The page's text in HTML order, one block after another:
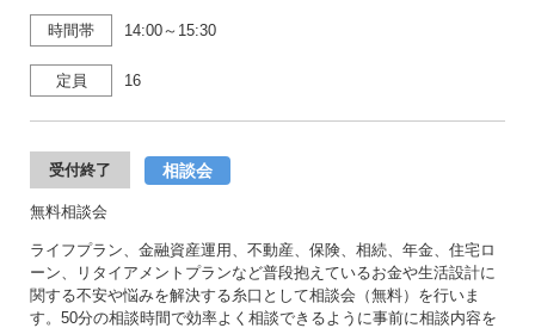
時間帯 14:00～15:30
定員 16
受付終了 相談会
無料相談会
ライフプラン、金融資産運用、不動産、保険、相続、年金、住宅ロ
ーン、リタイアメントプランなど普段抱えているお金や生活設計に
関する不安や悩みを解決する糸口として相談会（無料）を行いま
す。50分の相談時間で効率よく相談できるように事前に相談内容を